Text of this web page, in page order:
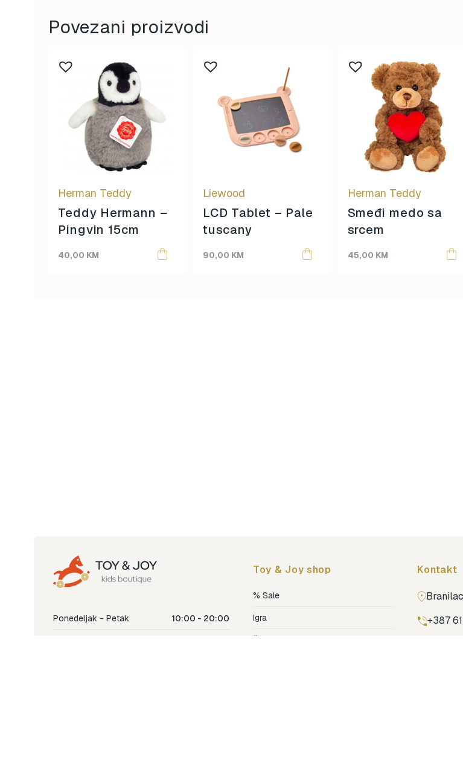
Povezani proizvodi
Herman Teddy
Teddy Hermann –
Pingvin 15cm
40,00 KM
Liewood
LCD Tablet – Pale
tuscany
90,00 KM
Herman Teddy
Smeđi medo sa
srcem
45,00 KM
Ponedeljak - Petak 10:00 - 20:00
Toy & Joy shop
% Sale
Igra
Kontakt
+387